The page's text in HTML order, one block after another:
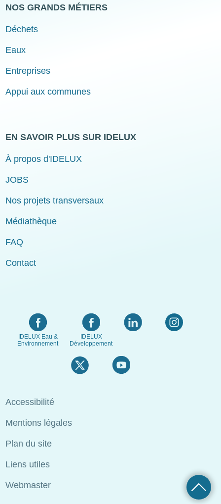
NOS GRANDS MÉTIERS
Déchets
Eaux
Entreprises
Appui aux communes
EN SAVOIR PLUS SUR IDELUX
À propos d'IDELUX
JOBS
Nos projets transversaux
Médiathèque
FAQ
Contact
IDELUX Eau &
Environnement
IDELUX
Développement
Menu
de
page
Accessibilité
Mentions légales
Plan du site
Liens utiles
Webmaster